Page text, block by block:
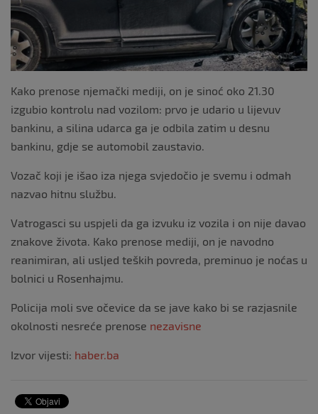
Kako prenose njemački mediji, on je sinoć oko 21.30
izgubio kontrolu nad vozilom: prvo je udario u lijevuv
bankinu, a silina udarca ga je odbila zatim u desnu
bankinu, gdje se automobil zaustavio.
Vozač koji je išao iza njega svjedočio je svemu i odmah
nazvao hitnu službu.
Vatrogasci su uspjeli da ga izvuku iz vozila i on nije davao
znakove života. Kako prenose mediji, on je navodno
reanimiran, ali usljed teških povreda, preminuo je noćas u
bolnici u Rosenhajmu.
Policija moli sve očevice da se jave kako bi se razjasnile
okolnosti nesreće prenose nezavisne
Izvor vijesti: haber.ba